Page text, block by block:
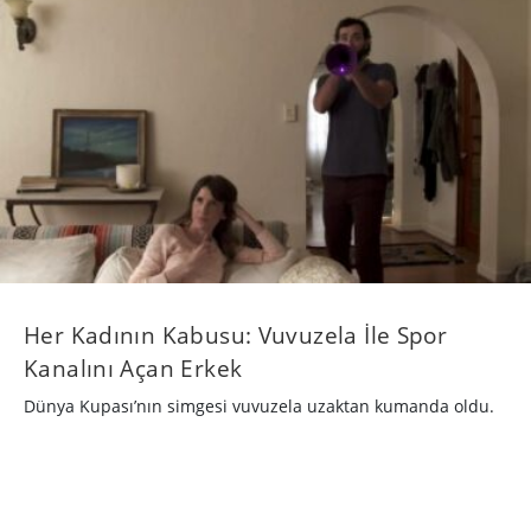
Her Kadının Kabusu: Vuvuzela İle Spor
Kanalını Açan Erkek
Dünya Kupası’nın simgesi vuvuzela uzaktan kumanda oldu.